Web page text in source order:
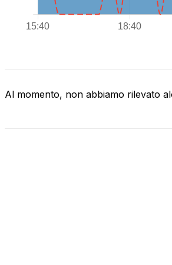
Al momento, non abbiamo rilevato